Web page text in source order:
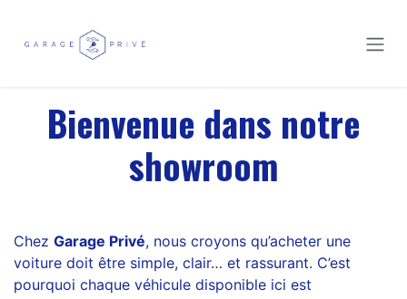
Bienvenue dans notre
showroom
Chez Garage Privé, nous croyons qu’acheter une
voiture doit être simple, clair… et rassurant. C’est
pourquoi chaque véhicule disponible ici est